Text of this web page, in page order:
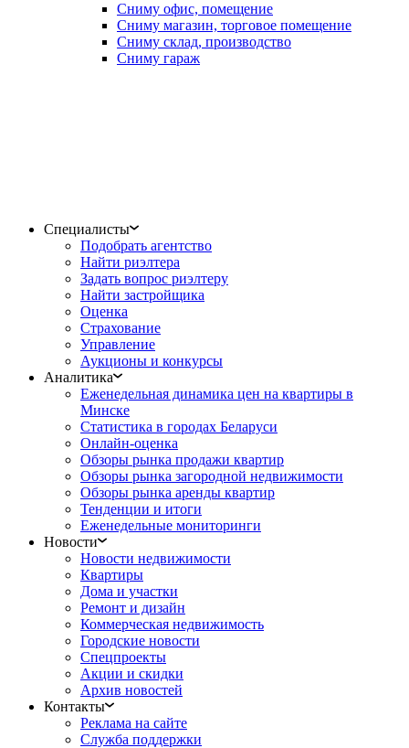
Сниму офис, помещение
Сниму магазин, торговое помещение
Сниму склад, производство
Сниму гараж
Специалисты
Подобрать агентство
Найти риэлтера
Задать вопрос риэлтеру
Найти застройщика
Оценка
Страхование
Управление
Аукционы и конкурсы
Аналитика
Еженедельная динамика цен на квартиры в
Минске
Статистика в городах Беларуси
Онлайн-оценка
Обзоры рынка продажи квартир
Обзоры рынка загородной недвижимости
Обзоры рынка аренды квартир
Тенденции и итоги
Еженедельные мониторинги
Новости
Новости недвижимости
Квартиры
Дома и участки
Ремонт и дизайн
Коммерческая недвижимость
Городские новости
Спецпроекты
Акции и скидки
Архив новостей
Контакты
Реклама на сайте
Служба поддержки